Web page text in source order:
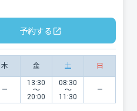
予約する
木 金 土 日
13:30
〜
20:00
08:30
〜
11:30